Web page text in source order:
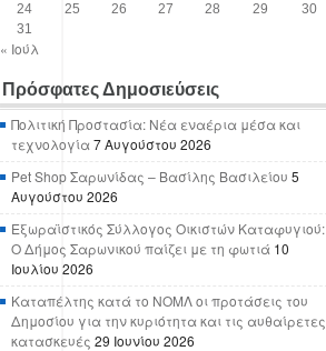
24
25 26 27 28 29
30
31
« Ιούλ
Πρόσφατες Δημοσιεύσεις
Πολιτική Προστασία: Νέα εναέρια μέσα και
τεχνολογία7 Αυγούστου 2026
Pet Shop Σαρωνίδας – Βασίλης Βασιλείου 5
Αυγούστου 2026
Εξωραϊστικός Σύλλογος Οικιστών Καταφυγιού:
Ο Δήμος Σαρωνικού παίζει με τη φωτιά 10
Ιουλίου 2026
Καταπέλτης κατά το ΝΟΜΛ οι προτάσεις του
Δημοσίου για την κυριότητα και τις αυθαίρετες
κατασκευές 29 Ιουνίου 2026